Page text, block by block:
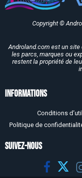
Copyright ©
Androland.com est un site
les parcs, marques ou
restent la propriété de
Informations
Conditions
Politique de
SUIVEZ-NOUS